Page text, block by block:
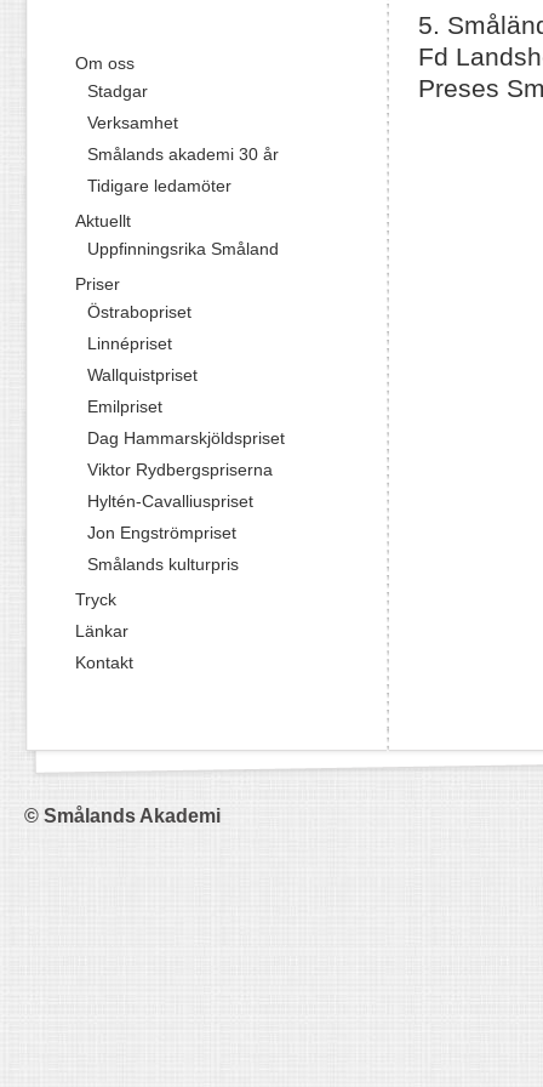
5.
Fd
Preses
Om oss
Stadgar
Verksamhet
Smålands akademi 30 år
Tidigare ledamöter
Aktuellt
Uppfinningsrika Småland
Priser
Östrabopriset
Linnépriset
Wallquistpriset
Emilpriset
Dag Hammarskjöldspriset
Viktor Rydbergspriserna
Hyltén-Cavalliuspriset
Jon Engströmpriset
Smålands kulturpris
Tryck
Länkar
Kontakt
© Smålands Akademi